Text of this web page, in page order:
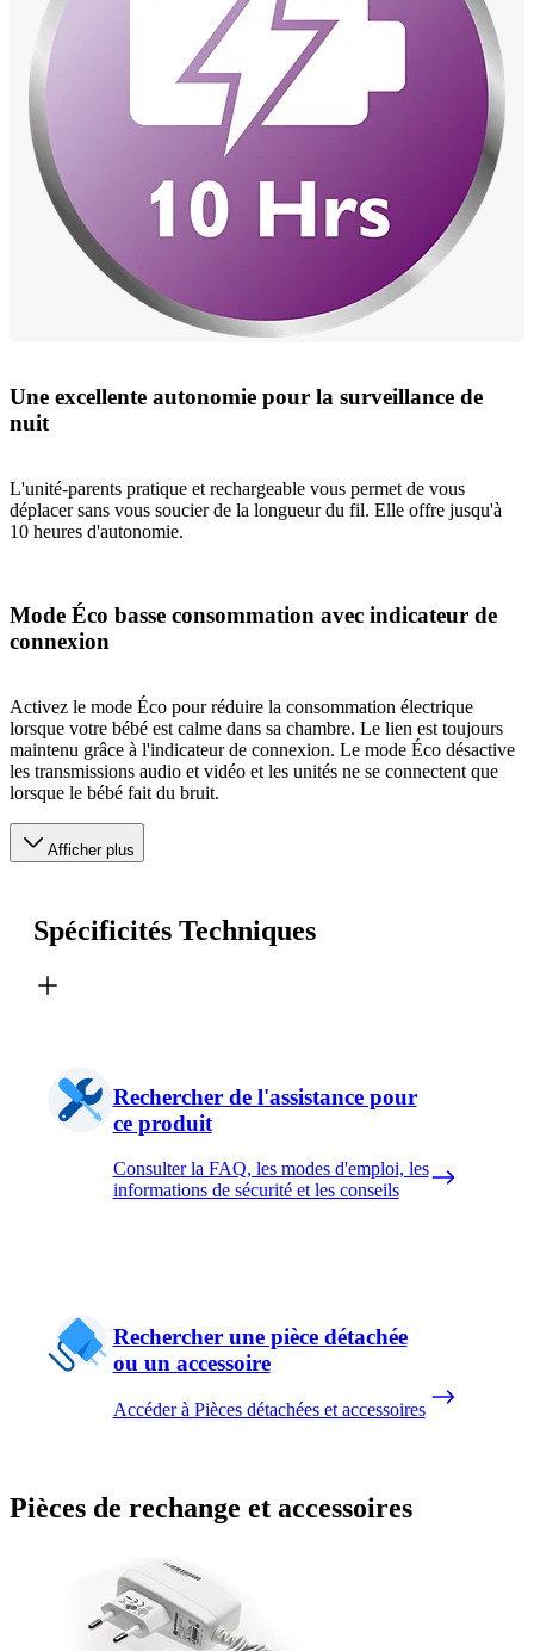
Une excellente autonomie pour la surveillance de
nuit
L'unité-parents pratique et rechargeable vous permet de vous
déplacer sans vous soucier de la longueur du fil. Elle offre jusqu'à
10 heures d'autonomie.
Mode Éco basse consommation avec indicateur de
connexion
Activez le mode Éco pour réduire la consommation électrique
lorsque votre bébé est calme dans sa chambre. Le lien est toujours
maintenu grâce à l'indicateur de connexion. Le mode Éco désactive
les transmissions audio et vidéo et les unités ne se connectent que
lorsque le bébé fait du bruit.
Afficher plus
Spécificités Techniques
Rechercher de l'assistance pour
ce produit
Consulter la FAQ, les modes d'emploi, les
informations de sécurité et les conseils
Rechercher une pièce détachée
ou un accessoire
Accéder à Pièces détachées et accessoires
Pièces de rechange et accessoires